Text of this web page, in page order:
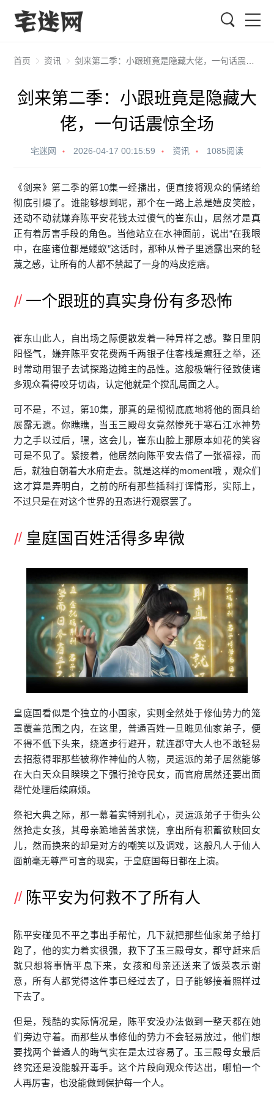
首页 资讯 剑来第二季：小跟班竟是隐藏大佬，一句话震惊全场
剑来第二季：小跟班竟是隐藏大
佬，一句话震惊全场
宅迷网 2026-04-17 00:15:59 资讯 1085阅读
《剑来》第二季的第10集一经播出，便直接将观众的情绪给
彻底引爆了。谁能够想到呢，那个在一路上总是嬉皮笑脸，
还动不动就嫌弃陈平安花钱太过傻气的崔东山，居然才是真
正有着厉害手段的角色。当他站立在水神面前，说出“在我眼
中，在座诸位都是蝼蚁”这话时，那种从骨子里透露出来的轻
蔑之感，让所有的人都不禁起了一身的鸡皮疙瘩。
一个跟班的真实身份有多恐怖
崔东山此人，自出场之际便散发着一种异样之感。整日里阴
阳怪气，嫌弃陈平安花费两千两银子住客栈是癫狂之举，还
时常动用银子去试探路边摊主的品性。这般极端行径致使诸
多观众看得咬牙切齿，认定他就是个搅乱局面之人。
可不是，不过，第10集，那真的是彻彻底底地将他的面具给
展露无遗。你瞧瞧，当玉三殿母女竟然惨死于寒石江水神势
力之手以过后，嘿，这会儿，崔东山脸上那原本如花的笑容
可是不见了。紧接着，他居然向陈平安去借了一张福禄，而
后，就独自朝着大水府走去。就是这样的moment哦 ，观众们
这才算是弄明白，之前的所有那些插科打诨情形，实际上，
不过只是在对这个世界的丑态进行观察罢了。
皇庭国百姓活得多卑微
皇庭国看似是个独立的小国家，实则全然处于修仙势力的笼
罩覆盖范围之内，在这里，普通百姓一旦瞧见仙家弟子，便
不得不低下头来，绕道步行避开，就连郡守大人也不敢轻易
去招惹得罪那些被称作神仙的人物，灵运派的弟子居然能够
在大白天众目睽睽之下强行抢夺民女，而官府居然还要出面
帮忙处理后续麻烦。
祭祀大典之际，那一幕着实特别扎心，灵运派弟子于街头公
然抢走女孩，其母亲跪地苦苦求饶，拿出所有积蓄欲赎回女
儿，然而换来的却是对方的嘲笑以及调戏，这般凡人于仙人
面前毫无尊严可言的现实，于皇庭国每日都在上演。
陈平安为何救不了所有人
陈平安碰见不平之事出手帮忙，几下就把那些仙家弟子给打
跑了，他的实力着实很强，救下了玉三殿母女，郡守赶来后
就只想将事情平息下来，女孩和母亲还送来了饭菜表示谢
意，所有人都觉得这件事已经过去了，日子能够接着照样过
下去了。
但是，残酷的实际情况是，陈平安没办法做到一整天都在她
们旁边守着。而那些从事修仙的势力不会轻易放过，他们想
要找两个普通人的晦气实在是太过容易了。玉三殿母女最后
终究还是没能躲开毒手。这个片段向观众传达出，哪怕一个
人再厉害，也没能做到保护每一个人。